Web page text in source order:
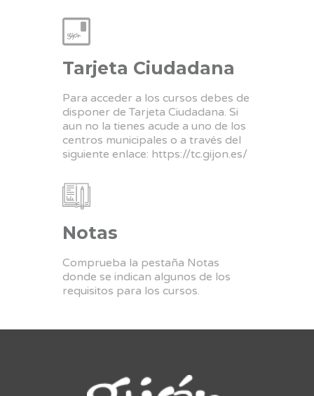
Tarjeta Ciudadana
Para acceder a los cursos debes de
disponer de Tarjeta Ciudadana. Si
aun no la tienes acude a uno de los
centros municipales o a través del
siguiente enlace: https://tc.gijon.es/
Notas
Comprueba la pestaña Notas
donde se indican algunos de los
requisitos para los cursos.